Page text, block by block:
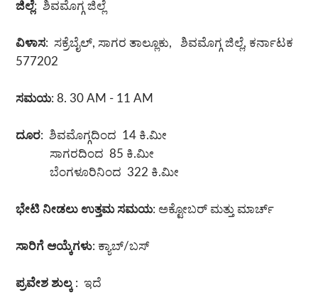
ಜಿಲ್ಲೆ: ಶಿವಮೊಗ್ಗ ಜಿಲ್ಲೆ
ವಿಳಾಸ: ಸಕ್ರೆಬೈಲ್, ಸಾಗರ ತಾಲ್ಲೂಕು, ಶಿವಮೊಗ್ಗ ಜಿಲ್ಲೆ, ಕರ್ನಾಟಕ
577202
ಸಮಯ: 8. 30 AM - 11 AM
ದೂರ: ಶಿವಮೊಗ್ಗದಿಂದ 14 ಕಿ.ಮೀ
ಸಾಗರದಿಂದ 85 ಕಿ.ಮೀ
ಬೆಂಗಳೂರಿನಿಂದ 322 ಕಿ.ಮೀ
ಭೇಟಿ ನೀಡಲು ಉತ್ತಮ ಸಮಯ: ಅಕ್ಟೋಬರ್ ಮತ್ತು ಮಾರ್ಚ್
ಸಾರಿಗೆ ಆಯ್ಕೆಗಳು: ಕ್ಯಾಬ್/ಬಸ್
ಪ್ರವೇಶ ಶುಲ್ಕ : ಇದೆ